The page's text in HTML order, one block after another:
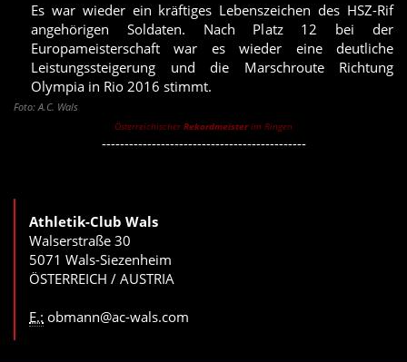
Es war wieder ein kräftiges Lebenszeichen des HSZ-Rif
angehörigen Soldaten. Nach Platz 12 bei der
Europameisterschaft war es wieder eine deutliche
Leistungssteigerung und die Marschroute Richtung
Olympia in Rio 2016 stimmt.
Foto: A.C. Wals
Österreichischer Rekordmeisterim Ringen
---------------------------------------------
Athletik-Club Wals
Walserstraße 30
5071 Wals-Siezenheim
ÖSTERREICH / AUSTRIA
E.: obmann@ac-wals.com